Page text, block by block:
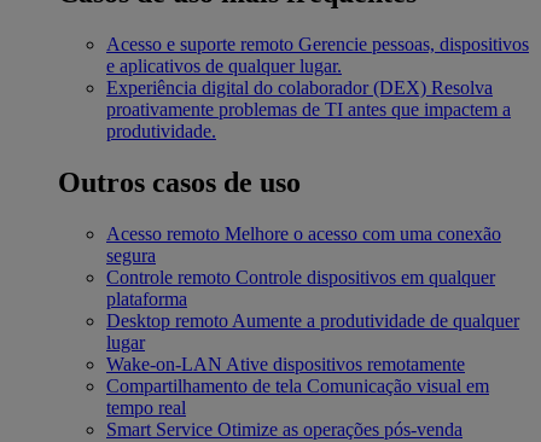
Acesso e suporte remoto Gerencie pessoas, dispositivos
e aplicativos de qualquer lugar.
Experiência digital do colaborador (DEX) Resolva
proativamente problemas de TI antes que impactem a
produtividade.
Outros casos de uso
Acesso remoto Melhore o acesso com uma conexão
segura
Controle remoto Controle dispositivos em qualquer
plataforma
Desktop remoto Aumente a produtividade de qualquer
lugar
Wake-on-LAN Ative dispositivos remotamente
Compartilhamento de tela Comunicação visual em
tempo real
Smart Service Otimize as operações pós-venda